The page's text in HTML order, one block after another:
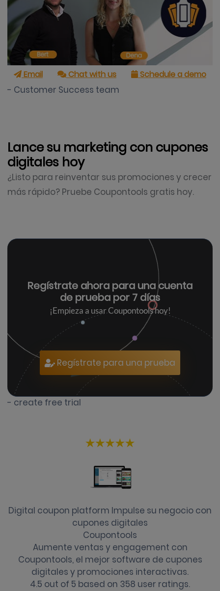
Email Chat with us Schedule a demo
- Customer Success team
Lance su marketing con cupones
digitales hoy
¿Listo para reinventar sus promociones y crecer
más rápido? Pruebe Coupontools gratis hoy.
Regístrate ahora para unacuenta
de prueba por 7 días
¡Empieza a usar Coupontools hoy!
Regístrate para una prueba
- create free trial
Digital coupon platform Impulse su negocio con
cupones digitales
Coupontools
Aumente ventas y engagement con
Coupontools, el mejor software de cupones
digitales y promociones interactivas.
4.5 out of 5 based on 358 user ratings.